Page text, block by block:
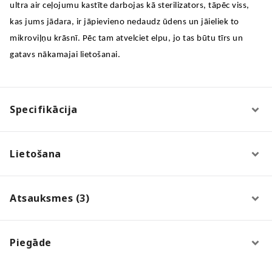
ultra air ceļojumu kastīte darbojas kā sterilizators, tāpēc viss,
kas jums jādara, ir jāpievieno nedaudz ūdens un jāieliek to
mikroviļņu krāsnī. Pēc tam atvelciet elpu, jo tas būtu tīrs un
gatavs nākamajai lietošanai.
Specifikācija
Lietošana
Atsauksmes (3)
Piegāde